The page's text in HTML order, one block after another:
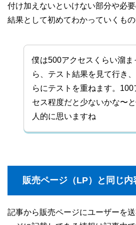
付け加えないといけない部分や必
結果として初めてわかっていくもの
僕は500アクセスくらい溜ま
ら、テスト結果を見て行き
らにテストを重ねます。100
セス程度だと少ないかな〜
人的に思いますね
販売ページ（LP）と同じ内
記事から販売ページにユーザーを